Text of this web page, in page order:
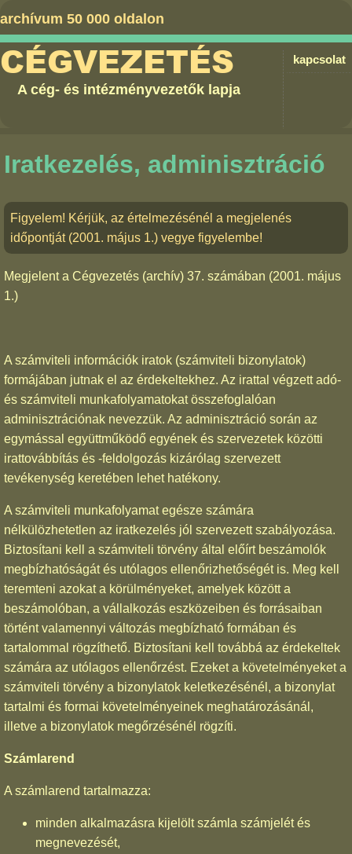
archívum 50 000 oldalon
kapcsolat
CÉGVEZETÉS
A cég- és intézményvezetők lapja
Iratkezelés, adminisztráció
Figyelem! Kérjük, az értelmezésénél a megjelenés
időpontját (2001. május 1.) vegye figyelembe!
Megjelent a Cégvezetés (archív) 37. számában (2001. május
1.)
A számviteli információk iratok (számviteli bizonylatok)
formájában jutnak el az érdekeltekhez. Az irattal végzett adó-
és számviteli munkafolyamatokat összefoglalóan
adminisztrációnak nevezzük. Az adminisztráció során az
egymással együttműködő egyének és szervezetek közötti
irattovábbítás és -feldolgozás kizárólag szervezett
tevékenység keretében lehet hatékony.
A számviteli munkafolyamat egésze számára
nélkülözhetetlen az iratkezelés jól szervezett szabályozása.
Biztosítani kell a számviteli törvény által előírt beszámolók
megbízhatóságát és utólagos ellenőrizhetőségét is. Meg kell
teremteni azokat a körülményeket, amelyek között a
beszámolóban, a vállalkozás eszközeiben és forrásaiban
történt valamennyi változás megbízható formában és
tartalommal rögzíthető. Biztosítani kell továbbá az érdekeltek
számára az utólagos ellenőrzést. Ezeket a követelményeket a
számviteli törvény a bizonylatok keletkezésénél, a bizonylat
tartalmi és formai követelményeinek meghatározásánál,
illetve a bizonylatok megőrzésénél rögzíti.
Számlarend
A számlarend tartalmazza:
minden alkalmazásra kijelölt számla számjelét és
megnevezését,